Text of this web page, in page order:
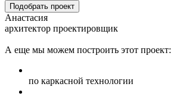
Подобрать проект
Анастасия
архитектор проектировщик
А еще мы можем построить этот проект:
по каркасной технологии